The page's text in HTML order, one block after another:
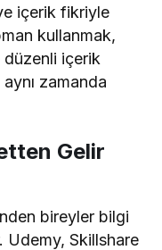
içerik fikriyle
kullanmak,
düzenli içerik
zamanda
Gelir
bireyler bilgi
Udemy, Skillshare